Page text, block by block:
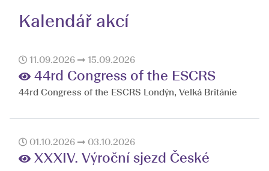
Kalendář akcí
11.09.2026 15.09.2026
44rd Congress of the ESCRS
44rd Congress of the ESCRS Londýn, Velká Británie
01.10.2026 03.10.2026
XXXIV. Výroční sjezd České